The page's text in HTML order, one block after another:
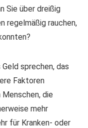
Sie über dreißig
regelmäßig rauchen,
sprechen, das
Faktoren
die
mehr
für Kranken- oder